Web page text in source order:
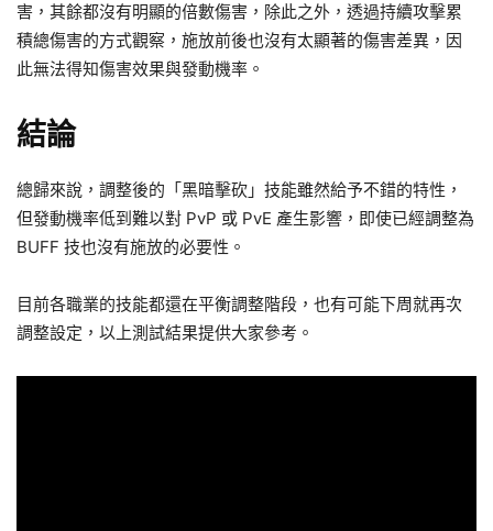
害，其餘都沒有明顯的倍數傷害，除此之外，透過持續攻擊累
積總傷害的方式觀察，施放前後也沒有太顯著的傷害差異，因
此無法得知傷害效果與發動機率。
結論
總歸來說，調整後的「黑暗擊砍」技能雖然給予不錯的特性，
但發動機率低到難以對 PvP 或 PvE 產生影響，即使已經調整為
BUFF 技也沒有施放的必要性。
目前各職業的技能都還在平衡調整階段，也有可能下周就再次
調整設定，以上測試結果提供大家參考。